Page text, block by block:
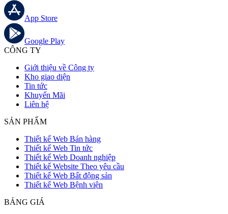
App Store
Google Play
CÔNG TY
Giới thiệu về Công ty
Kho giao diện
Tin tức
Khuyến Mãi
Liên hệ
SẢN PHẨM
Thiết kế Web Bán hàng
Thiết kế Web Tin tức
Thiết kế Web Doanh nghiệp
Thiết kế Website Theo yêu cầu
Thiết kế Web Bất động sản
Thiết kế Web Bệnh viện
BẢNG GIÁ